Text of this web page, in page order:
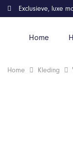
Home
Exclusieve, luxe
Home Kleding